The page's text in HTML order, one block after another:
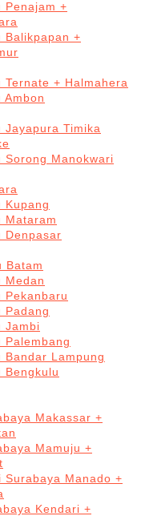
Penajam +
Balikpapan +
Ternate + Halmahera
Ambon
Jayapura Timika
Sorong Manokwari
Kupang
Mataram
Denpasar
Batam
Medan
Pekanbaru
Padang
Jambi
Palembang
Bandar Lampung
Bengkulu
Makassar +
Mamuju +
Surabaya Manado +
Kendari +